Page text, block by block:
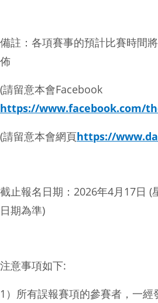
備註：各項賽事的預計比賽時間
佈
(請留意本會Facebook
https://www.facebook.com/
(請留意本會網頁https://
截止報名日期：2026年4月17日 (
日期為準)
注意事項如下:
1）所有誤報賽項的參賽者，一